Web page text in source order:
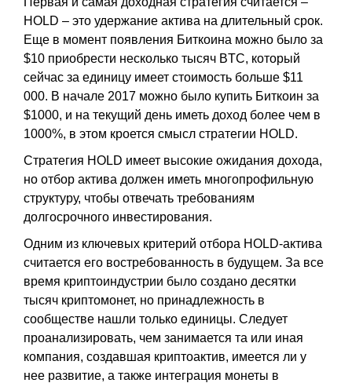
HOLD – это удержание актива на длительный срок.
Еще в момент появления Биткоина можно было за
$10 приобрести несколько тысяч BTC, который
сейчас за единицу имеет стоимость больше $11
000. В начале 2017 можно было купить Биткоин за
$1000, и на текущий день иметь доход более чем в
1000%, в этом кроется смысл стратегии HOLD.
Стратегия HOLD имеет высокие ожидания дохода,
но отбор актива должен иметь многопрофильную
структуру, чтобы отвечать требованиям
долгосрочного инвестирования.
Одним из ключевых критерий отбора HOLD-актива
считается его востребованность в будущем. За все
время криптоиндустрии было создано десятки
тысяч криптомонет, но принадлежность в
сообществе нашли только единицы. Следует
проанализировать, чем занимается та или иная
компания, создавшая криптоактив, имеется ли у
нее развитие, а также интеграция монеты в